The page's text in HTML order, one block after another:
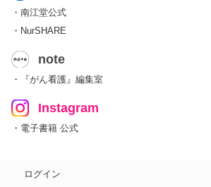
・南江堂公式
・NurSHARE
note
・『がん看護』編集室
Instagram
・電子書籍 公式
ログイン